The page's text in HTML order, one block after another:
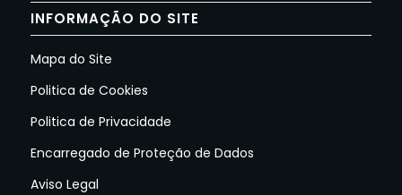
INFORMAÇÃO DO SITE
Mapa do Site
Politica de Cookies
Politica de Privacidade
Encarregado de Proteção de Dados
Aviso Legal